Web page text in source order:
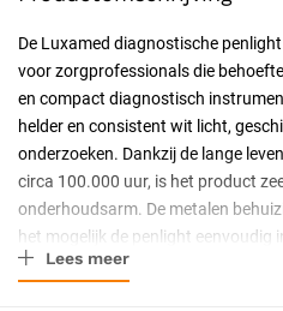
Geschiktheid
Uitvoering
Soort
De Luxamed diagnostische penlight
voor zorgprofessionals die
en compact diagnostisch
helder en consistent wit licht,
onderzoeken. Dankzij de lange
circa 100.000 uur, is het product
onderhoudsarm. De metalen
het mogelijk de penlight eenvoudig
het instrument altijd binnen
Lees meer